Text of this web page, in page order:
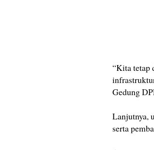
“Kita tetap
Gedung
Lanjutnya,
serta